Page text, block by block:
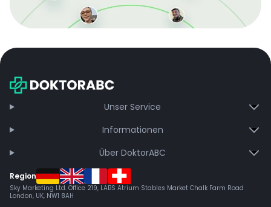
bei jeder Bestellung, erhalten schnelle Lieferung und
Unser Service
Informationen
Über DoktorABC
Region
Sky Marketing Ltd. Office 219, LABS Atrium Stables Market Chalk Farm Road
London, UK, NW1 8AH